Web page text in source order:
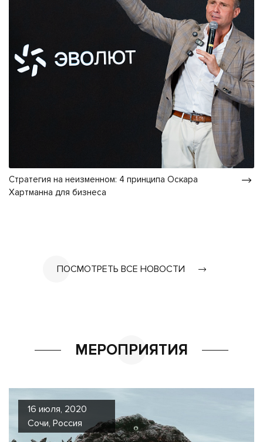
Стратегия на неизменном: 4 принципа Оскара
Хартманна для бизнеса
ПОСМОТРЕТЬ ВСЕ НОВОСТИ
МЕРОПРИЯТИЯ
16 июля, 2020
Сочи, Россия